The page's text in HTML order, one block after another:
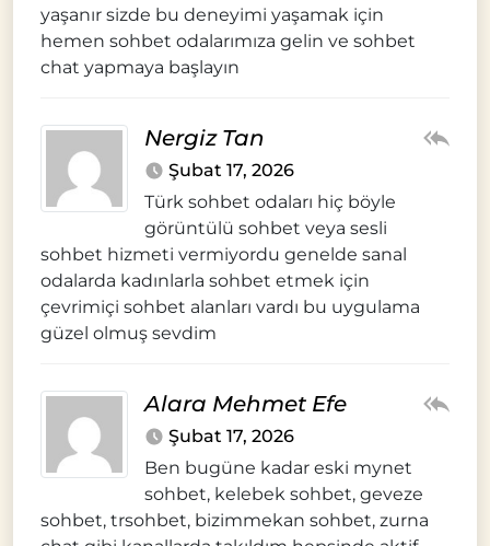
yaşanır sizde bu deneyimi yaşamak için
hemen sohbet odalarımıza gelin ve sohbet
chat yapmaya başlayın
Nergiz Tan
Şubat 17, 2026
Türk sohbet odaları hiç böyle
görüntülü sohbet veya sesli
sohbet hizmeti vermiyordu genelde sanal
odalarda kadınlarla sohbet etmek için
çevrimiçi sohbet alanları vardı bu uygulama
güzel olmuş sevdim
Alara Mehmet Efe
Şubat 17, 2026
Ben bugüne kadar eski mynet
sohbet, kelebek sohbet, geveze
sohbet, trsohbet, bizimmekan sohbet, zurna